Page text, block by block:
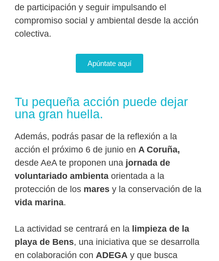
de participación y seguir impulsando el
compromiso social y ambiental desde la acción
colectiva.
Apúntate aquí
Tu pequeña acción puede dejar
una gran huella.
Además, podrás pasar de la reflexión a la
acción el próximo 6 de junio en A Coruña,
desde AeA te proponen una jornada de
voluntariado ambienta orientada a la
protección de los mares y la conservación de la
vida marina.
La actividad se centrará en la limpieza de la
playa de Bens, una iniciativa que se desarrolla
en colaboración con ADEGA y que busca